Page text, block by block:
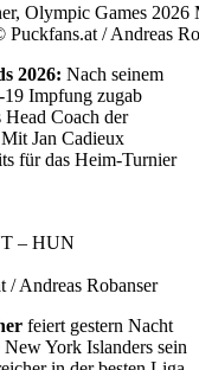
Olympic Games 2026
/ Andreas
2026: Nach seinem
Impfung zugab
Coach der
Jan Cadieux
für das Heim-Turnier
– HUN
/ Andreas Robanser
feiert gestern Nacht
York Islanders sein